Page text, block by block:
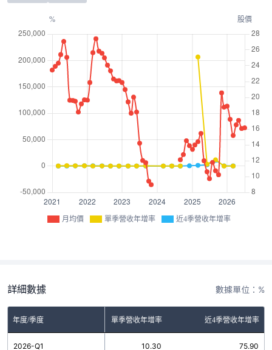
月均價 單季營收年增率 近4季營收年增率
詳細數據 數據單位：%
年度/季度 單季營收年增率 近4季營收年增率
2026-Q1 10.30 75.90